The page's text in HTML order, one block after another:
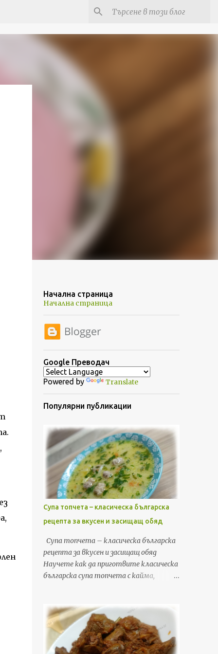
Начална страница
Начална страница
Google Преводач
Powered by Translate
Популярни публикации
Супа топчета – класическа българска
рецепта за вкусен и засищащ обяд
Супа топчета – класическа българска
рецепта за вкусен и засищащ обяд
Научете как да приготвите класическа
българска супа топчета с кайма,
вечеря, с подробни стъпки и съвети. Ако
търсите рецепта, която да съчетае
уют, домашен вкус и бързина, супата
топчета е точно това, от което